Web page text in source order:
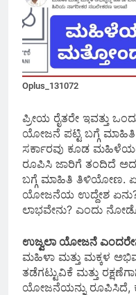
Oplus_131072
ಪ್ರೀಯ ರೈತರೇ ಇವತ್ತು
ಯೋಜನೆ ಪಟ್ಟಿ ಬಗ್ಗೆ
ಸರ್ಕಾರವು ಕೂಡ
ರೂಪಿಸಿ ಜಾರಿಗೆ ತಂದಿದೆ
ಬಗ್ಗೆ ಮಾಹಿತಿ ತಿಳಿಯೋಣ.
ಯೋಜನೆಯ ಉದ್ದೇಶ
ಲಾಭವೇನು? ಎಂದು
ಉಜ್ವಲಾ ಯೋಜನೆ
ಮಹಿಳಾ ಮತ್ತು ಮಕ್ಕಳ
ತಡೆಗಟ್ಟುವಿಕೆ ಮತ್ತು
ಯೋಜನೆಯನ್ನು ರೂಪಿಸಿದೆ,